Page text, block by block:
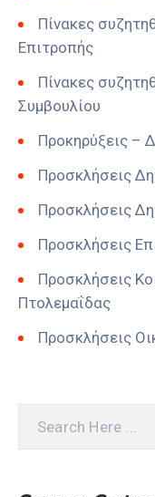
Πίνακες
Επιτροπής
Πίνακες
Συμβουλίου
Προκηρύξεις –
Προσκλήσεις
Προσκλήσεις
Προσκλήσεις
Προσκλήσεις
Πτολεμαΐδας
Προσκλήσεις